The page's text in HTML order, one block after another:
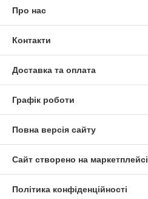
Про нас
Контакти
Доставка та оплата
Графік роботи
Повна версія сайту
Сайт створено на маркетплейсі
Політика конфіденційності